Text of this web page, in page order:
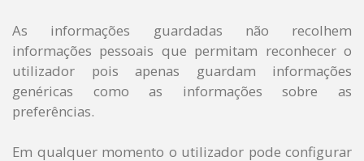
As informações guardadas não recolhem
informações pessoais que permitam reconhecer o
utilizador pois apenas guardam informações
genéricas como as informações sobre as
preferências.
Em qualquer momento o utilizador pode configurar